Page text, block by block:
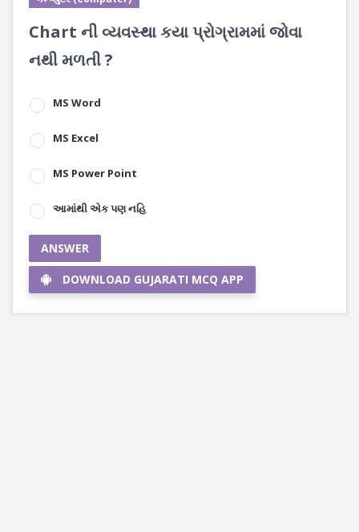
Chart ની વ્યવસ્થા કયા પ્રોગ્રામમાં જોવા
નથી મળતી ?
MS Word
MS Excel
MS Power Point
આમાંથી એક પણ નહિ
ANSWER
DOWNLOAD GUJARATI MCQ APP